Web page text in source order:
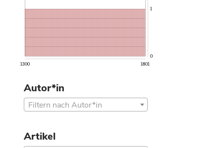
1300 1801
0
1
Autor*in
Filtern nach Autor*in
Artikel